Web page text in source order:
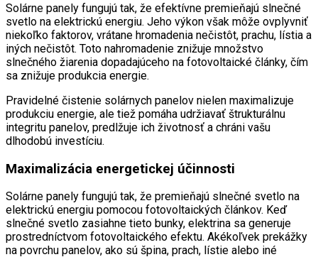
Solárne panely fungujú tak, že efektívne premieňajú slnečné
svetlo na elektrickú energiu. Jeho výkon však môže ovplyvniť
niekoľko faktorov, vrátane hromadenia nečistôt, prachu, lístia a
iných nečistôt. Toto nahromadenie znižuje množstvo
slnečného žiarenia dopadajúceho na fotovoltaické články, čím
sa znižuje produkcia energie.
Pravidelné čistenie solárnych panelov nielen maximalizuje
produkciu energie, ale tiež pomáha udržiavať štrukturálnu
integritu panelov, predlžuje ich životnosť a chráni vašu
dlhodobú investíciu.
Maximalizácia energetickej účinnosti
Solárne panely fungujú tak, že premieňajú slnečné svetlo na
elektrickú energiu pomocou fotovoltaických článkov. Keď
slnečné svetlo zasiahne tieto bunky, elektrina sa generuje
prostredníctvom fotovoltaického efektu. Akékoľvek prekážky
na povrchu panelov, ako sú špina, prach, lístie alebo iné